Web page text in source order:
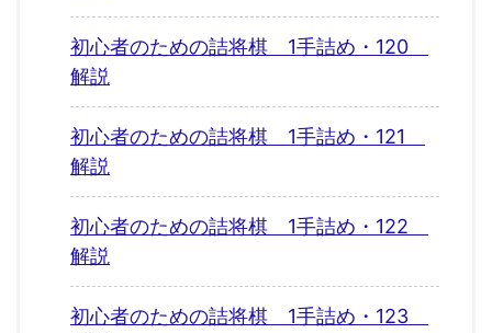
初心者のための詰将棋 1手詰め・120
解説
初心者のための詰将棋 1手詰め・121
解説
初心者のための詰将棋 1手詰め・122
解説
初心者のための詰将棋 1手詰め・123